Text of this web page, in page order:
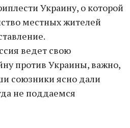
Украину, о которой
местных жителей
ведет свою
против Украины, важно,
союзники ясно дали
не поддаемся